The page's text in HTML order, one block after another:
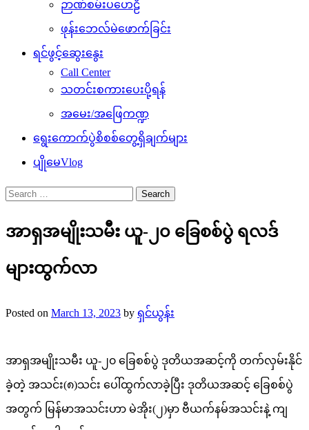
ဉာဏ်စမ်းပဟေဠိ
ဖုန်းဘေလ်မဲဖောက်ခြင်း
ရင်ဖွင့်ဆွေးနွေး
Call Center
သတင်းစကားပေးပို့ရန်
အမေး/အဖြေကဏ္ဍ
ရွေးကောက်ပွဲစိစစ်တွေ့ရှိချက်များ
ပျိုမေVlog
Search
for:
အာရှအမျိုးသမီး ယူ-၂၀ ခြေစစ်ပွဲ ရလဒ်
များထွက်လာ
Posted on March 13, 2023 by ရှင်ယွန်း
အာရှအမျိုးသမီး ယူ-၂၀ ခြေစစ်ပွဲ ဒုတိယအဆင့်ကို တက်လှမ်းနိုင်
ခဲ့တဲ့ အသင်း(၈)သင်း ပေါ်ထွက်လာခဲ့ပြီး ဒုတိယအဆင့် ခြေစစ်ပွဲ
အတွက် မြန်မာအသင်းဟာ မဲအိုး(၂)မှာ ဗီယက်နမ်အသင်းနဲ့ ကျ